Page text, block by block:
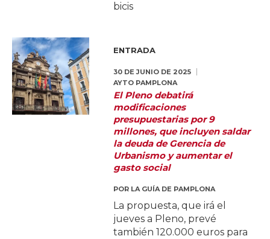
bicis
ENTRADA
30 DE JUNIO DE 2025
AYTO PAMPLONA
El Pleno debatirá
modificaciones
presupuestarias por 9
millones, que incluyen saldar
la deuda de Gerencia de
Urbanismo y aumentar el
gasto social
POR LA GUÍA DE PAMPLONA
La propuesta, que irá el
jueves a Pleno, prevé
también 120.000 euros para